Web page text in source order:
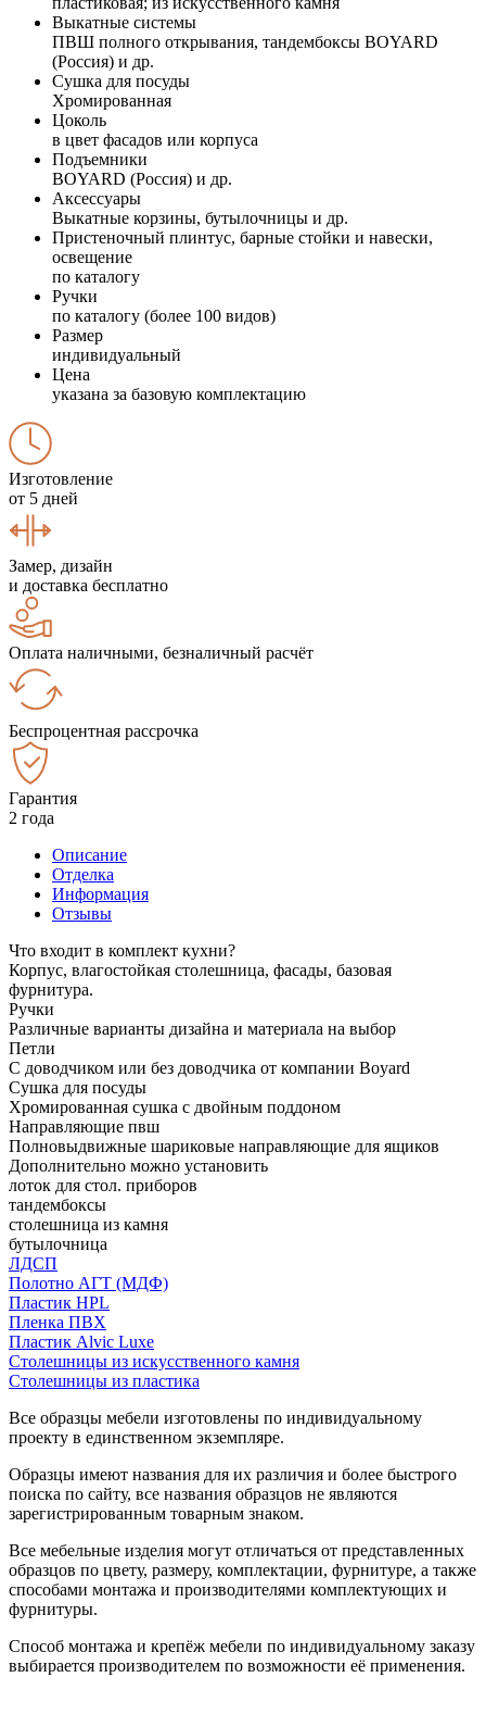
Выкатные системы
ПВШ полного открывания, тандембоксы BOYARD
(Россия) и др.
Сушка для посуды
Хромированная
Цоколь
в цвет фасадов или корпуса
Подъемники
BOYARD (Россия) и др.
Аксессуары
Выкатные корзины, бутылочницы и др.
Пристеночный плинтус, барные стойки и навески,
освещение
по каталогу
Ручки
по каталогу (более 100 видов)
Размер
индивидуальный
Цена
указана за базовую комплектацию
Изготовление
от 5 дней
Замер, дизайн
и доставка бесплатно
Оплата наличными, безналичный расчёт
Беспроцентная рассрочка
Гарантия
2 года
Описание
Отделка
Информация
Отзывы
Что входит в комплект кухни?
Корпус, влагостойкая столешница, фасады, базовая
фурнитура.
Ручки
Различные варианты дизайна и материала на выбор
Петли
С доводчиком или без доводчика от компании Boyard
Сушка для посуды
Хромированная сушка с двойным поддоном
Направляющие пвш
Полновыдвижные шариковые направляющие для ящиков
Дополнительно можно установить
лоток для стол. приборов
тандембоксы
столешница из камня
бутылочница
ЛДСП
Полотно АГТ (МДФ)
Пластик HPL
Пленка ПВХ
Пластик Alvic Luxe
Столешницы из искусственного камня
Столешницы из пластика
Все образцы мебели изготовлены по индивидуальному
проекту в единственном экземпляре.
Образцы имеют названия для их различия и более быстрого
поиска по сайту, все названия образцов не являются
зарегистрированным товарным знаком.
Все мебельные изделия могут отличаться от представленных
образцов по цвету, размеру, комплектации, фурнитуре, а также
способами монтажа и производителями комплектующих и
фурнитуры.
Способ монтажа и крепёж мебели по индивидуальному заказу
выбирается производителем по возможности её применения.